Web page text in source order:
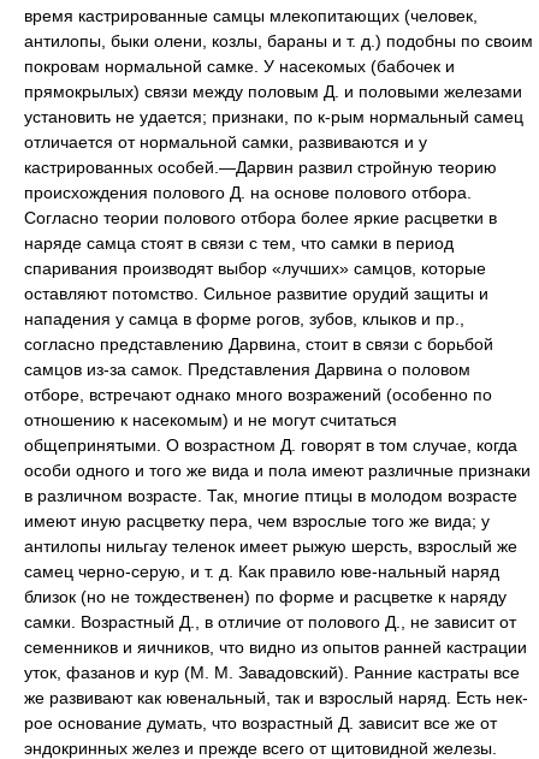
время кастрированные самцы млекопитающих (человек,
антилопы, быки олени, козлы, бараны и т. д.) подобны по своим
покровам нормальной самке. У насекомых (бабочек и
прямокрылых) связи между половым Д. и половыми железами
установить не удается; признаки, по к-рым нормальный самец
отличается от нормальной самки, развиваются и у
кастрированных особей.—Дарвин развил стройную теорию
происхождения полового Д. на основе полового отбора.
Согласно теории полового отбора более яркие расцветки в
наряде самца стоят в связи с тем, что самки в период
спаривания производят выбор «лучших» самцов, которые
оставляют потомство. Сильное развитие орудий защиты и
нападения у самца в форме рогов, зубов, клыков и пр.,
согласно представлению Дарвина, стоит в связи с борьбой
самцов из-за самок. Представления Дарвина о половом
отборе, встречают однако много возражений (особенно по
отношению к насекомым) и не могут считаться
общепринятыми. О возрастном Д. говорят в том случае, когда
особи одного и того же вида и пола имеют различные признаки
в различном возрасте. Так, многие птицы в молодом возрасте
имеют иную расцветку пера, чем взрослые того же вида; у
антилопы нильгау теленок имеет рыжую шерсть, взрослый же
самец черно-серую, и т. д. Как правило юве-нальный наряд
близок (но не тождественен) по форме и расцветке к наряду
самки. Возрастный Д., в отличие от полового Д., не зависит от
семенников и яичников, что видно из опытов ранней кастрации
уток, фазанов и кур (М. М. Завадовский). Ранние кастраты все
же развивают как ювенальный, так и взрослый наряд. Есть нек-
рое основание думать, что возрастный Д. зависит все же от
эндокринных желез и прежде всего от щитовидной железы.